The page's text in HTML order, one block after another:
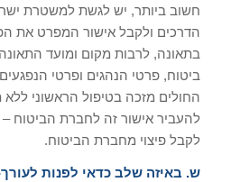
חשוב ביותר, יש לגשת למשטרת
הדרכים ולקבל אישור המפרט את
בתאונה, לרבות מקום ומועד
ביטוח, פרטי הנהגים ופרטי
החולים מזכה בטיפול הראשוני
להעביר אישור זה לחברת הביטוח
לקבל פיצוי מחברת הביטוח.
ש. באיזה שלב כדאי לפנות